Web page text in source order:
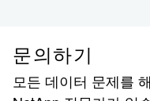
문의하기
모든 데이터 문제를